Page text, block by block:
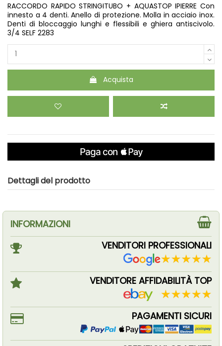
RACCORDO RAPIDO STRINGITUBO + AQUASTOP IPIERRE Con
innesto a 4 denti. Anello di protezione. Molla in acciaio inox.
Denti di bloccaggio lunghi e flessibili e ghiera antiscivolo.
3/4 SELF 2283
Acquista
Dettagli del prodotto
INFORMAZIONI
VENDITORI PROFESSIONALI
VENDITORE AFFIDABILITÀ TOP
PAGAMENTI SICURI